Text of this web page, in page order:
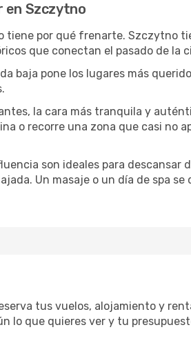
en Szczytno
tiene por qué frenarte. Szczytno
que conectan el pasado de la
baja pone los lugares más
la cara más tranquila y
o recorre una zona que casi no
son ideales para
Un masaje o un día de spa
tus vuelos, alojamiento y
lo que quieres ver y tu